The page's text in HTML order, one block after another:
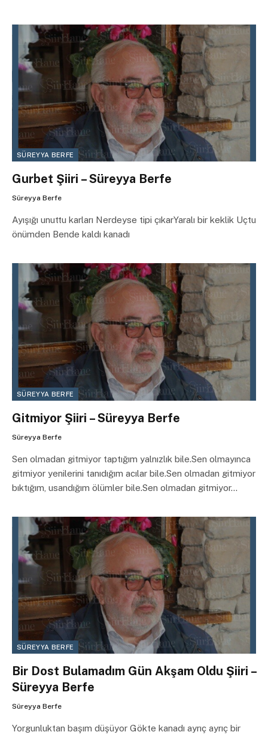
SÜREYYA BERFE
Gurbet Şiiri – Süreyya Berfe
Süreyya Berfe
Ayışığı unuttu karları Nerdeyse tipi çıkarYaralı bir keklik Uçtu
önümden Bende kaldı kanadı
SÜREYYA BERFE
Gitmiyor Şiiri – Süreyya Berfe
Süreyya Berfe
Sen olmadan gitmiyor taptığım yalnızlık bile.Sen olmayınca
gitmiyor yenilerini tanıdığım acılar bile.Sen olmadan gitmiyor
bıktığım, usandığım ölümler bile.Sen olmadan gitmiyor…
SÜREYYA BERFE
Bir Dost Bulamadım Gün Akşam Oldu Şiiri –
Süreyya Berfe
Süreyya Berfe
Yorgunluktan başım düşüyor Gökte kanadı ayrıç ayrıç bir